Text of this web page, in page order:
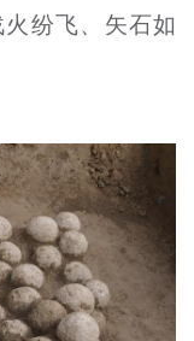
纷飞、矢石如